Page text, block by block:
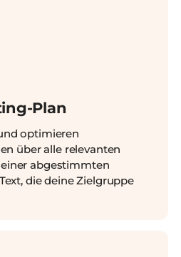
Plan
optimieren
über alle relevanten
abgestimmten
die deine Zielgruppe